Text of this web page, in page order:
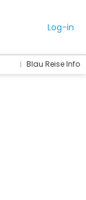
Log-in
Blau Reise Info